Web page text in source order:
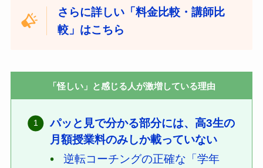
さらに詳しい「料金比較・講師比
較」はこちら
「怪しい」と感じる人が激増している理由
パッと見で分かる部分には、高3生の
月額授業料のみしか載っていない
逆転コーチングの正確な「学年